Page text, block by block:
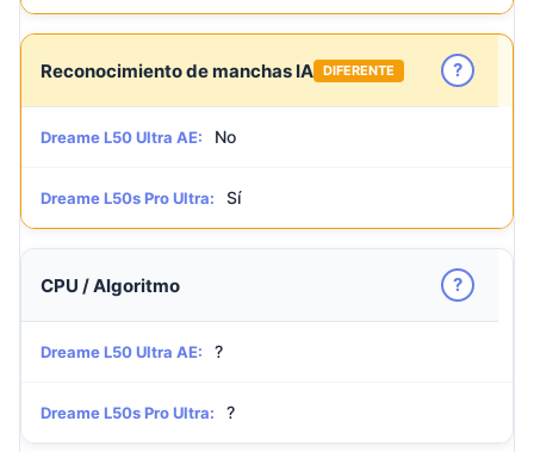
Reconocimiento de manchas IA DIFERENTE ?
Dreame L50 Ultra AE: No
Dreame L50s Pro Ultra: Sí
CPU / Algoritmo ?
Dreame L50 Ultra AE: ?
Dreame L50s Pro Ultra: ?